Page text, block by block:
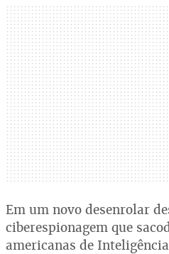
Em um novo desenrolar
ciberespionagem que
americanas de